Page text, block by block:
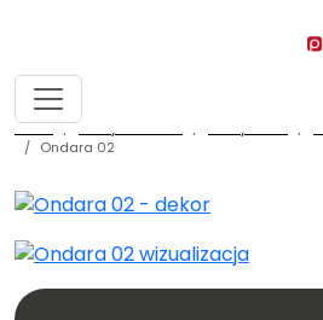
home fronty meblowe
Ondara 02